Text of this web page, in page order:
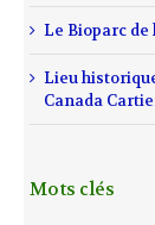
Le Bioparc de
Lieu
Canada
Mots clés